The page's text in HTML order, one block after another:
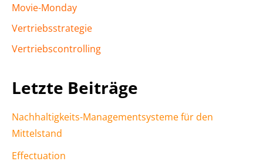
Movie-Monday
Vertriebsstrategie
Vertriebscontrolling
Letzte Beiträge
Nachhaltigkeits-Managementsysteme für den
Mittelstand
Effectuation